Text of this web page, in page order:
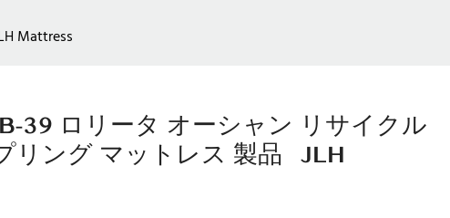
Mattress
39 ロリータ オーシャン リサイクル
リング マットレス 製品 | JLH